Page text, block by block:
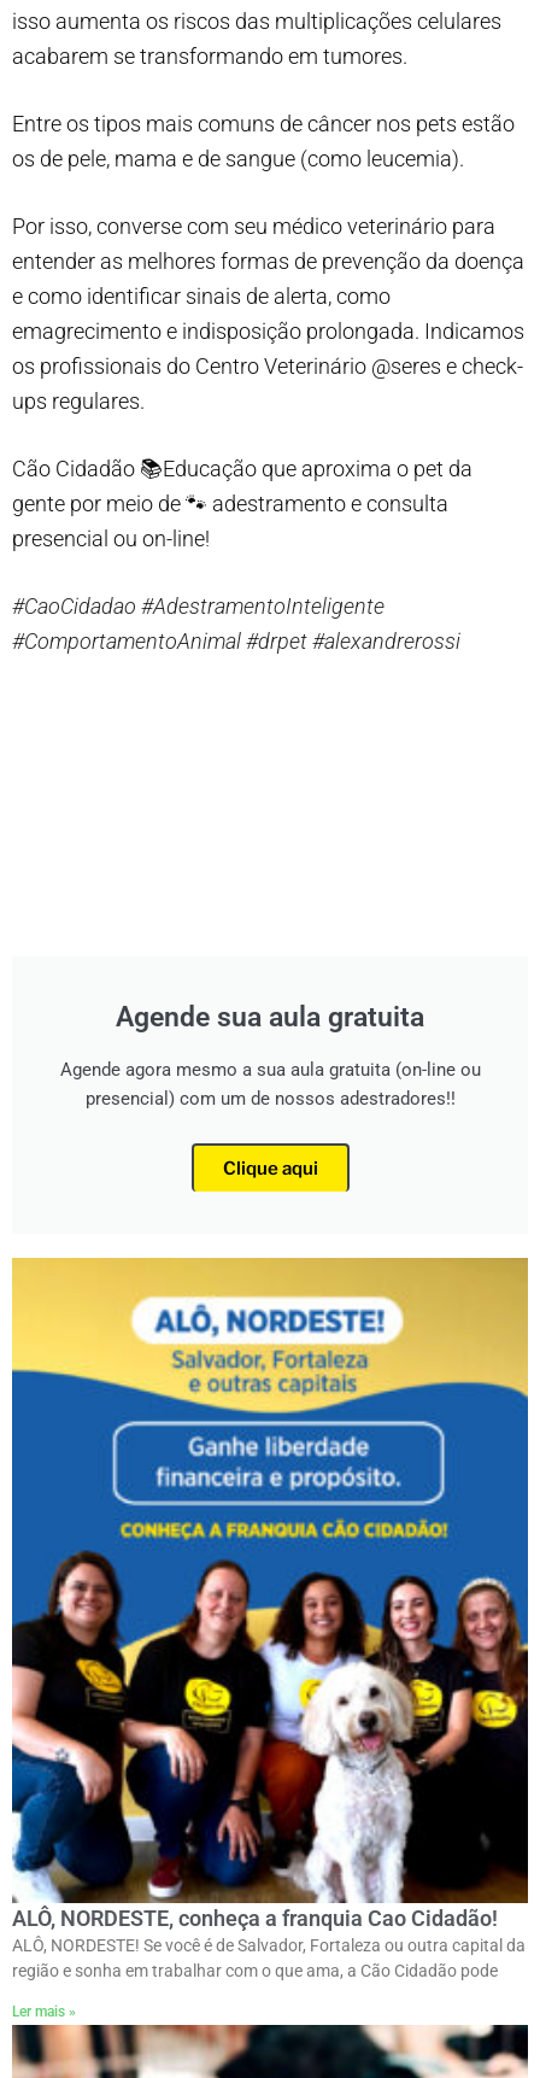
isso aumenta os riscos das multiplicações celulares
acabarem se transformando em tumores.
Entre os tipos mais comuns de câncer nos pets estão
os de pele, mama e de sangue (como leucemia).
Por isso, converse com seu médico veterinário para
entender as melhores formas de prevenção da doença
e como identificar sinais de alerta, como
emagrecimento e indisposição prolongada. Indicamos
os profissionais do Centro Veterinário @seres e check-
ups regulares.
Cão Cidadão 📚Educação que aproxima o pet da
gente por meio de 🐾 adestramento e consulta
presencial ou on-line!
#CaoCidadao #AdestramentoInteligente
#ComportamentoAnimal#drpet#alexandrerossi
Agende sua aula gratuita
Agende agora mesmo a sua aula gratuita (on-line ou
presencial) com um de nossos adestradores!!
Clique aqui
ALÔ, NORDESTE, conheça a franquia Cao Cidadão!
ALÔ, NORDESTE! Se você é de Salvador, Fortaleza ou outra capital da
região e sonha em trabalhar com o que ama, a Cão Cidadão pode
Ler mais »